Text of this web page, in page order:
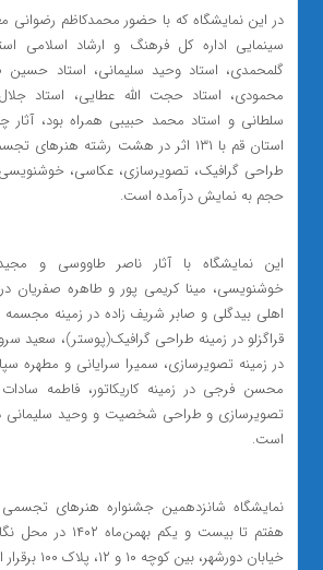
در این نمایشگاه که با حضور محمدکاظم رضوانی
سینمایی اداره‌ کل فرهنگ و ارشاد اسلامی
گلمحمدی، استاد وحید سلیمانی، استاد
محمودی، استاد حجت الله عطایی، استاد
سلطانی و استاد محمد حبیبی همراه بود، آثار
استان قم با ۱۳۱ اثر در هشت رشته
طراحی گرافیک، تصویر‌سازی، عکاسی، خوشنویسی،
حجم به نمایش درآمده است.
این نمایشگاه با آثار ناصر طاووسی و
خوشنویسی، مینا کریمی پور و طاهره صفریان
اهلی بیدگلی و صابر شریف زاده در زمینه
قرا‌گزلو در زمینه طراحی گرافیک(پوستر)، سعید
در زمینه تصویرسازی، سمیرا سرایانی و مطهره‌
محسن فرجی در زمینه کاریکاتور، فاطمه
تصویرسازی و طراحی شخصیت و وحید سلیمانی
است.
نمایشگاه شانزدهمین جشنواره هنرهای
هفتم تا بیست و یکم
خیابان دورشهر، بین کوچه ۱۰ و ۱۲، پلاک ۱۰۰ برقرار است.